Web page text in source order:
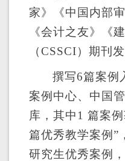
家》《中国内部
《会计之友》《
（CSSCI）期刊
撰写6篇案例
案例中心、中国
库，其中1 篇案
篇优秀教学案例” ，
研究生优秀案例，